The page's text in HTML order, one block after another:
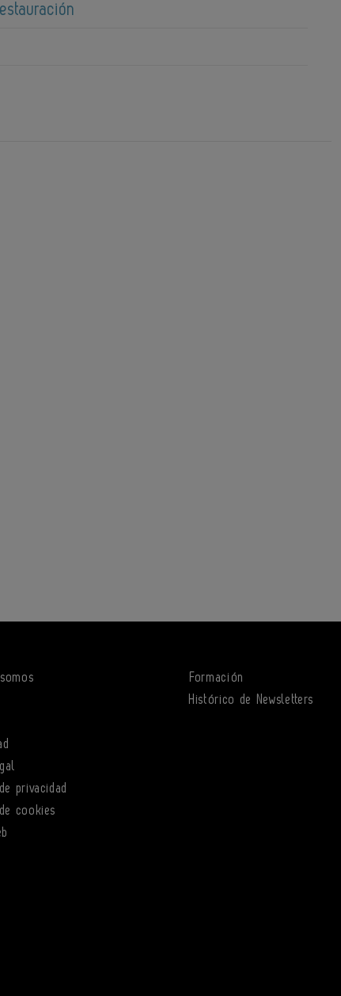
privacidad
cookies
Formación
Histórico de Newsletters